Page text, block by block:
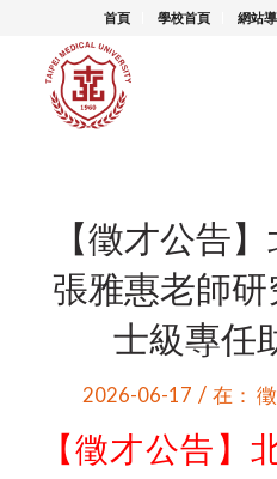
首頁 學校首頁 網站
【徵才公告
張雅惠老師
士級專任
2026-06-17 / 在：
【徵才公告】